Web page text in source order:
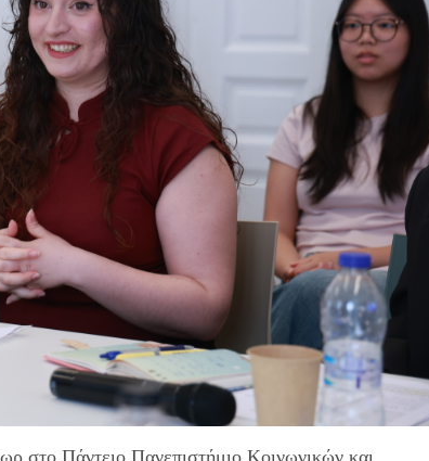
στο Πάντειο Πανεπιστήμιο Κοινωνικών και